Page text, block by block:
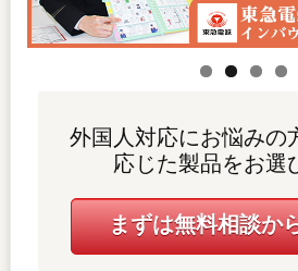
外国人対応にお悩みの
応じた製品をお選
まずは無料相談か